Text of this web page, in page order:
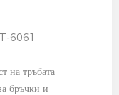
T-6061
на тръбата
бръчки и